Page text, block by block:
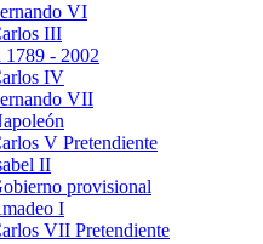
VI
III
1789 - 2002
IV
VII
V Pretendiente
II
provisional
I
VII Pretendiente